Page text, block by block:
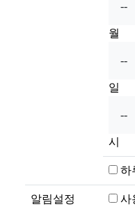
월
일
시
하
알림설정 사